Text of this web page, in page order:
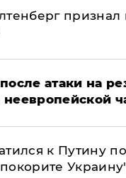
атаки на
неевропейской
к Путину